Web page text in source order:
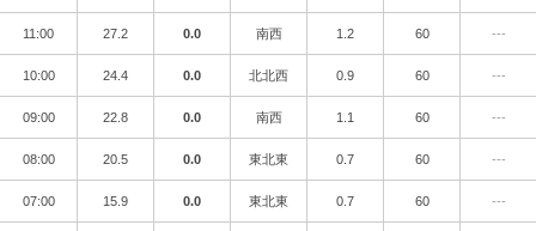
11:00 27.2 0.0 南西 1.2 60 ---
10:00 24.4 0.0 北北西 0.9 60 ---
09:00 22.8 0.0 南西 1.1 60 ---
08:00 20.5 0.0 東北東 0.7 60 ---
07:00 15.9 0.0 東北東 0.7 60 ---